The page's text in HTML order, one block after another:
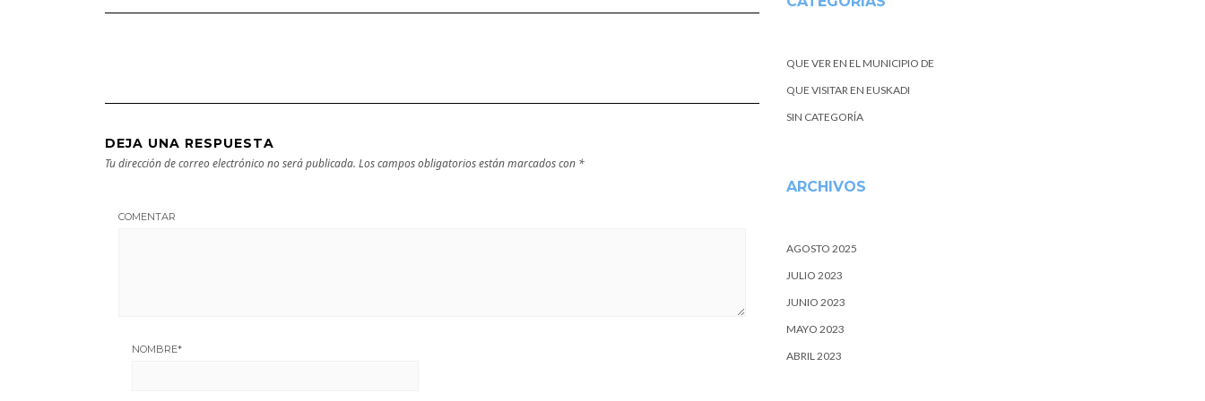
Guía turística y
próxima
DEJA UNA RESPUESTA
Tu dirección de correo electrónico no será publicada. Los campos obligatorios están marcados con *
COMENTAR
NOMBRE*
QUE VER EN EL MUNICIPIO DE
QUE VISITAR EN EUSKADI
SIN CATEGORÍA
ARCHIVOS
AGOSTO 2025
JULIO 2023
JUNIO 2023
MAYO 2023
ABRIL 2023